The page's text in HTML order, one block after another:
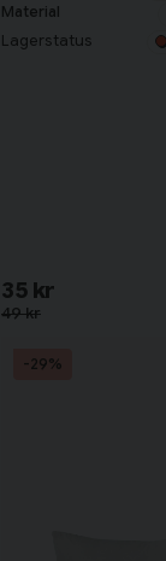
Material
Lagerstatus
49 kr
35 kr
-29%